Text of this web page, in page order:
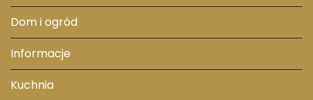
Dom i ogród
Informacje
Kuchnia